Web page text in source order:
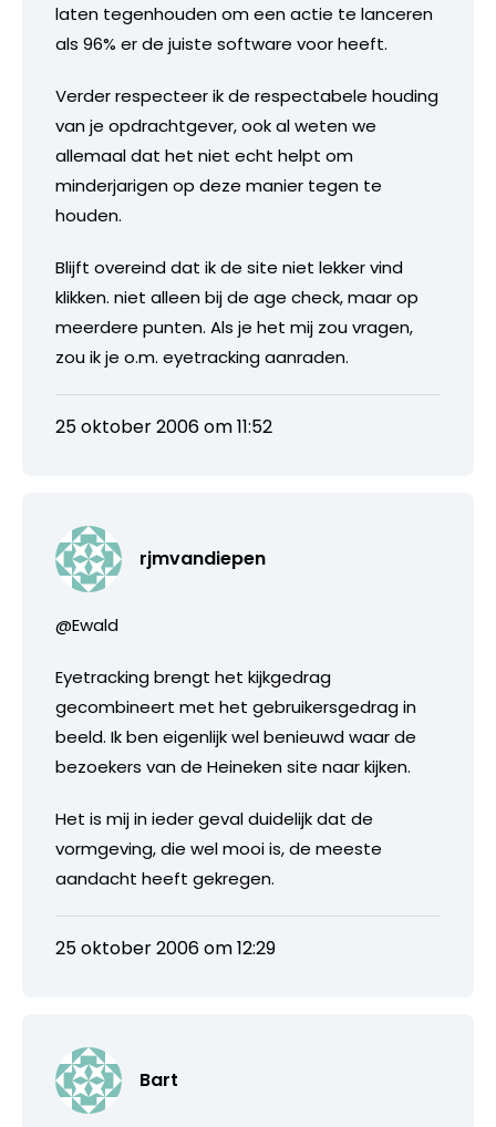
laten tegenhouden om een actie te lanceren
als 96% er de juiste software voor heeft.
Verder respecteer ik de respectabele houding
van je opdrachtgever, ook al weten we
allemaal dat het niet echt helpt om
minderjarigen op deze manier tegen te
houden.
Blijft overeind dat ik de site niet lekker vind
klikken. niet alleen bij de age check, maar op
meerdere punten. Als je het mij zou vragen,
zou ik je o.m. eyetracking aanraden.
25 oktober 2006 om 11:52
rjmvandiepen
@Ewald
Eyetracking brengt het kijkgedrag
gecombineert met het gebruikersgedrag in
beeld. Ik ben eigenlijk wel benieuwd waar de
bezoekers van de Heineken site naar kijken.
Het is mij in ieder geval duidelijk dat de
vormgeving, die wel mooi is, de meeste
aandacht heeft gekregen.
25 oktober 2006 om 12:29
Bart